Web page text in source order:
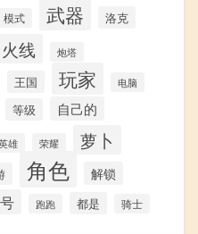
模式 武器 洛克
火线 炮塔
王国 玩家 电脑
等级 自己的
雄 荣耀 萝卜
角色 解锁
跑跑 都是 骑士